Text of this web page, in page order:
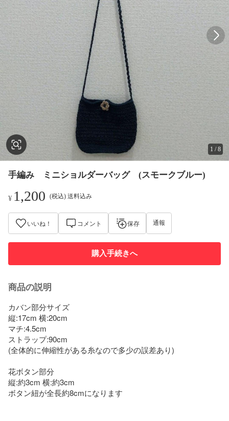
1 /8
手編み ミニショルダーバッグ (スモークブルー)
¥ 1,200 (税込) 送料込み
いいね！ コメント 保存 通報
購入手続きへ
商品の説明
カバン部分サイズ
縦:17cm 横:20cm
マチ:4.5cm
ストラップ:90cm
(全体的に伸縮性がある糸なので多少の誤差あり)
花ボタン部分
縦:約3cm 横:約3cm
ボタン紐が全長約8cmになります